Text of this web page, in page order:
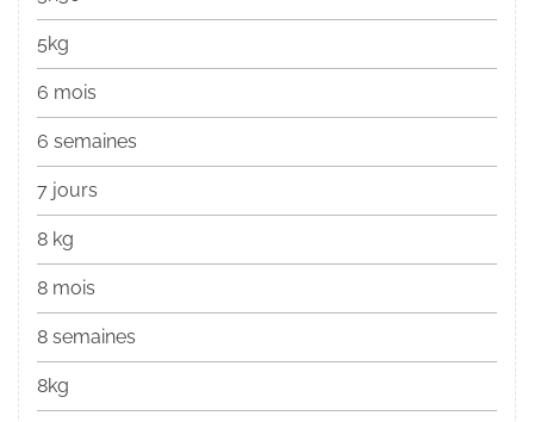
5kg
6 mois
6 semaines
7 jours
8 kg
8 mois
8 semaines
8kg